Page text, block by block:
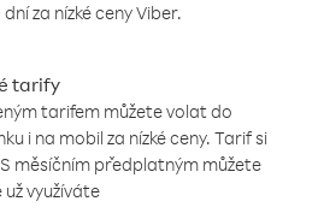
za nízké ceny Viber.
tarify
tarifem můžete volat do
i na mobil za nízké ceny. Tarif si
měsíčním předplatným můžete
využíváte